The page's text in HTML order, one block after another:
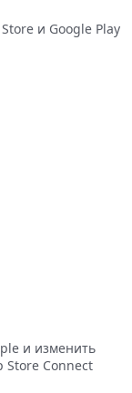
и Google Play
и изменить
Store Connect